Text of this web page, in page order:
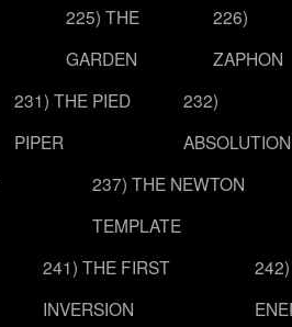
225) THE
GARDEN
226)
ZAPHON
231) THE PIED
PIPER
232)
ABSOLUTION
237) THE NEWTON
TEMPLATE
241) THE FIRST
INVERSION